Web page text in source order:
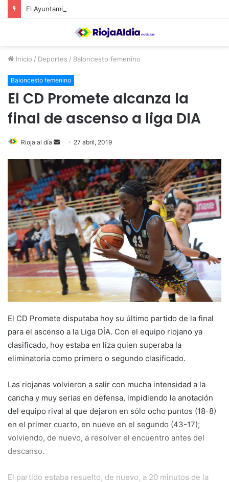
Inicio / Deportes / Baloncesto femenino
Baloncesto femenino
El CD Promete alcanza la
final de ascenso a liga DIA
Rioja al día
d
a
n
e
a
27 abril, 2019
El CD Promete disputaba hoy su último partido de la final
para el ascenso a la Liga DÍA. Con el equipo riojano ya
clasificado, hoy estaba en liza quien superaba la
eliminatoria como primero o segundo clasificado.
Las riojanas volvieron a salir con mucha intensidad a la
cancha y muy serias en defensa, impidiendo la anotación
del equipo rival al que dejaron en sólo ocho puntos (18-8)
en el primer cuarto, en nueve en el segundo (43-17);
volviendo, de nuevo, a resolver el encuentro antes del
descanso.
El partido estaba resuelto, de nuevo, a 20 minutos de la